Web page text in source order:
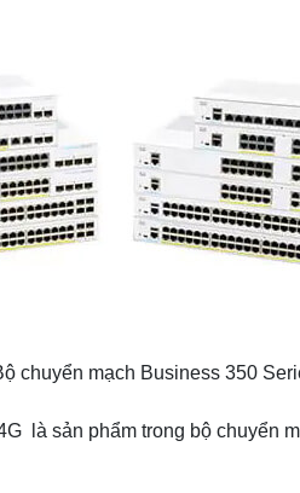
chuyển mạch Business 350
là sản phẩm trong bộ chuyển